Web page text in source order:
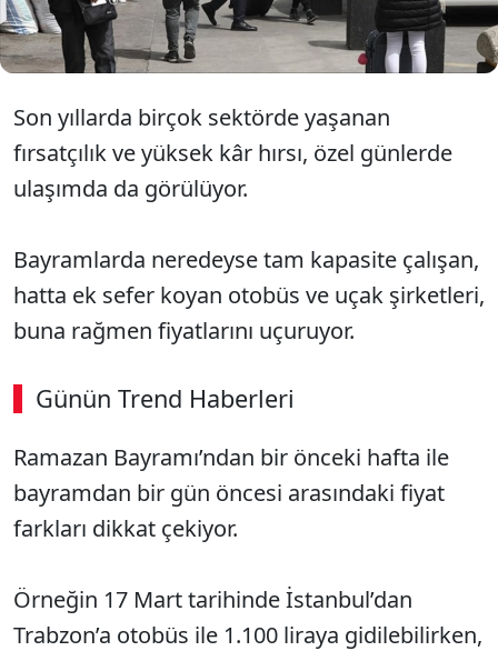
yetkilileri fiyat artışlarını olağan buluyor.
Son yıllarda birçok sektörde yaşanan
fırsatçılık ve yüksek kâr hırsı, özel günlerde
ulaşımda da görülüyor.
Bayramlarda neredeyse tam kapasite çalışan,
hatta ek sefer koyan otobüs ve uçak şirketleri,
buna rağmen fiyatlarını uçuruyor.
Günün Trend Haberleri
Ramazan Bayramı’ndan bir önceki hafta ile
bayramdan bir gün öncesi arasındaki fiyat
farkları dikkat çekiyor.
Örneğin 17 Mart tarihinde İstanbul’dan
Trabzon’a otobüs ile 1.100 liraya gidilebilirken,